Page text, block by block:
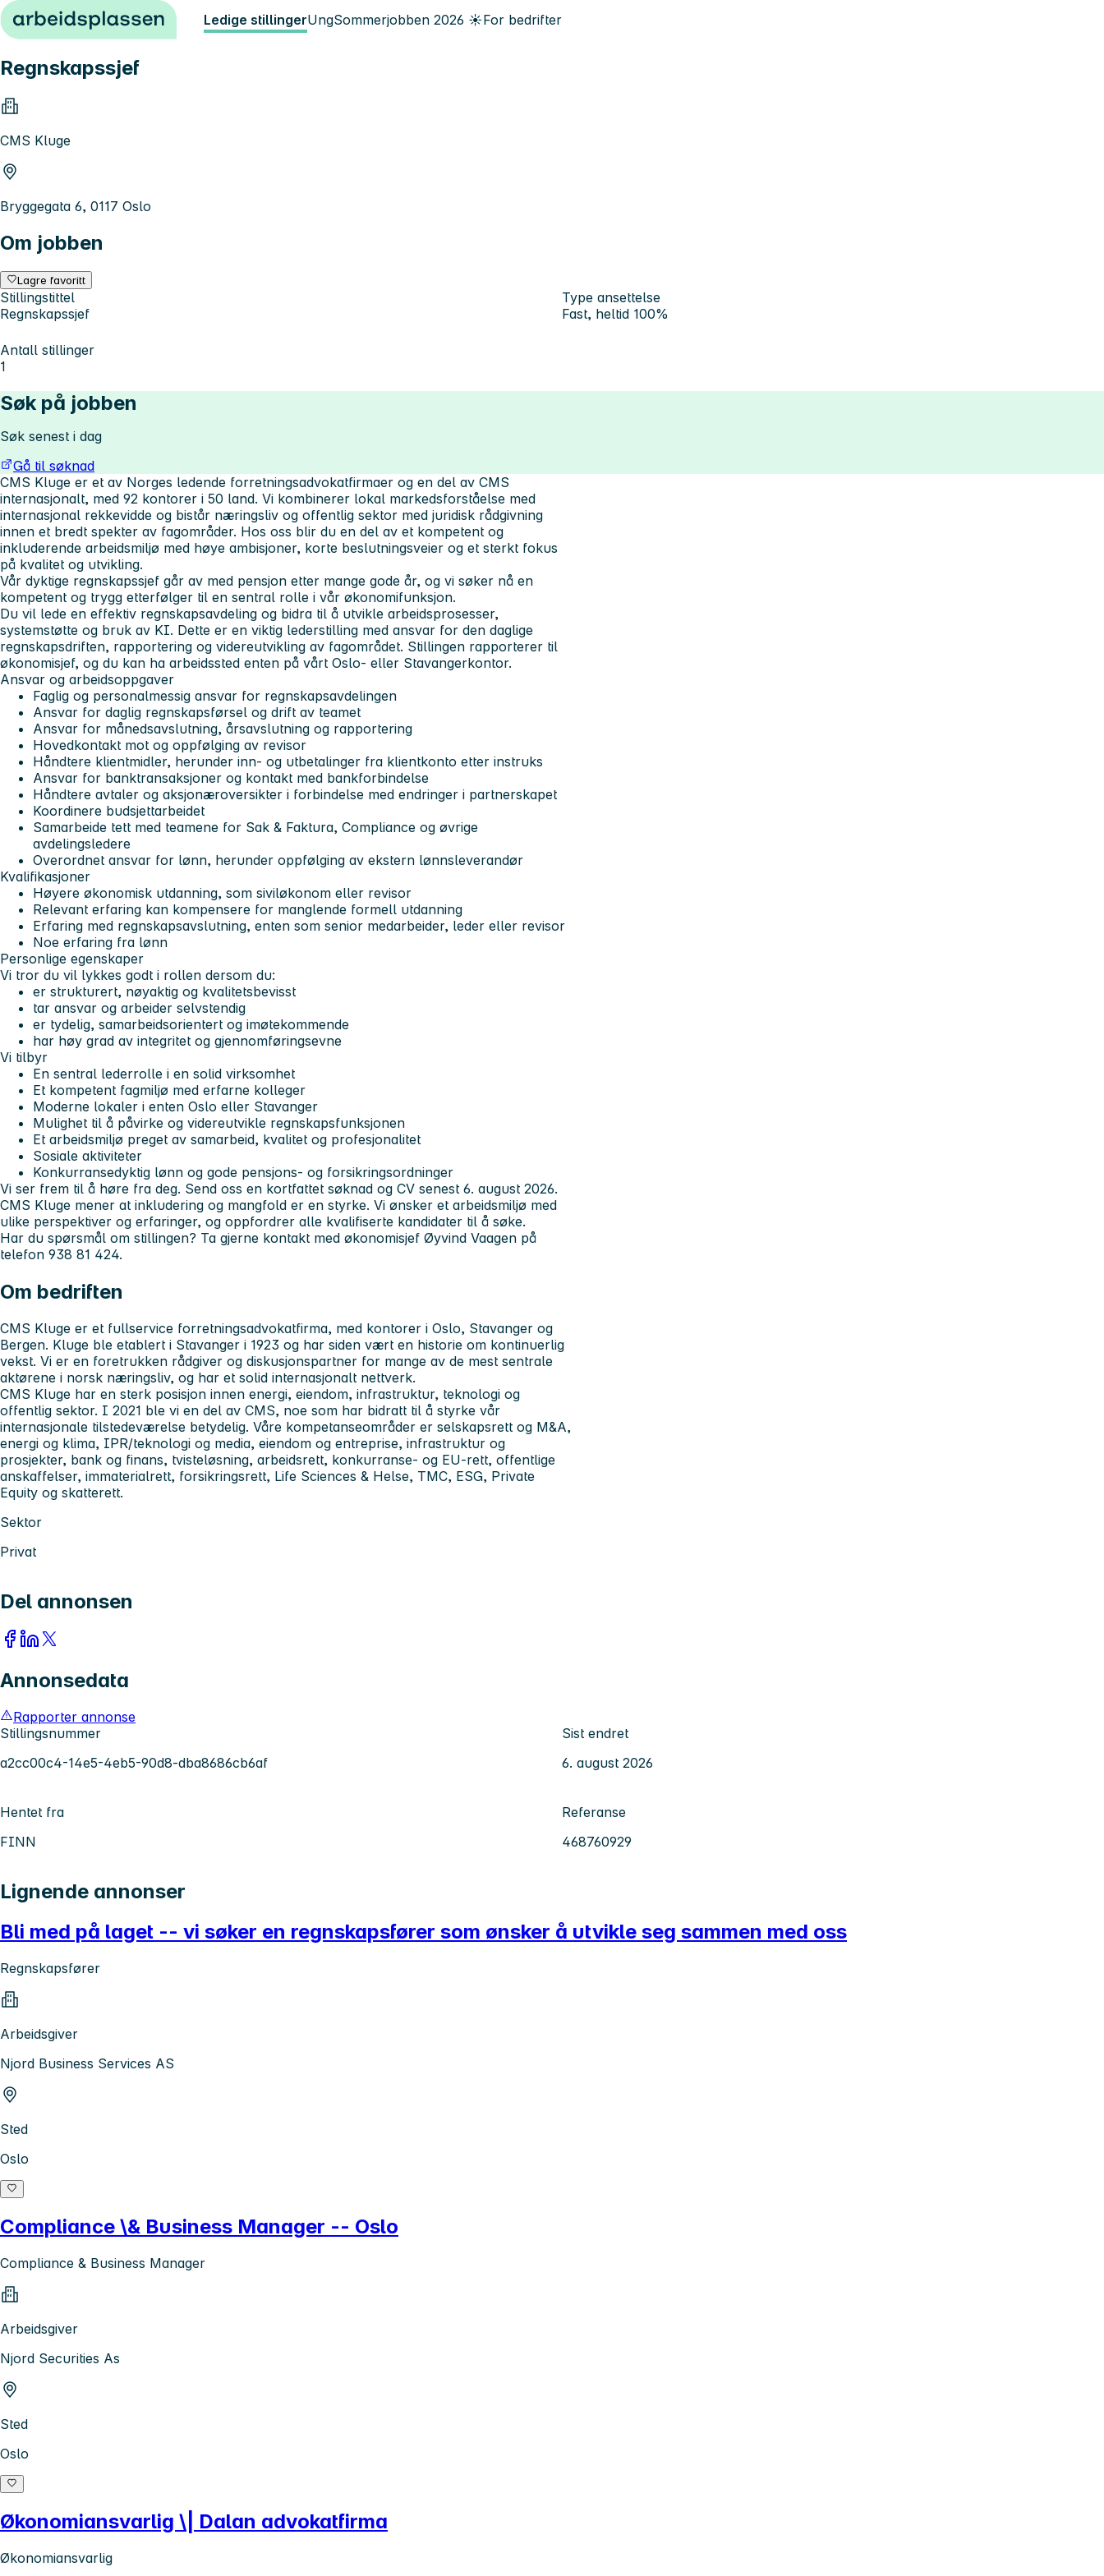
Hopp til innhold Ledige stillingerUngSommerjobben 2026 ☀️For bedrifter
Regnskapssjef
CMS Kluge
Bryggegata 6, 0117 Oslo
Om jobben
Lagre favoritt
Stillingstittel
Regnskapssjef
Type ansettelse
Fast, heltid 100%
Antall stillinger
1
Søk på jobben
Søk senest i dag
Gå til søknad
CMS Kluge er et av Norges ledende forretningsadvokatfirmaer og en del av CMS
internasjonalt, med 92 kontorer i 50 land. Vi kombinerer lokal markedsforståelse med
internasjonal rekkevidde og bistår næringsliv og offentlig sektor med juridisk rådgivning
innen et bredt spekter av fagområder. Hos oss blir du en del av et kompetent og
inkluderende arbeidsmiljø med høye ambisjoner, korte beslutningsveier og et sterkt fokus
på kvalitet og utvikling.
Vår dyktige regnskapssjef går av med pensjon etter mange gode år, og vi søker nå en
kompetent og trygg etterfølger til en sentral rolle i vår økonomifunksjon.
Du vil lede en effektiv regnskapsavdeling og bidra til å utvikle arbeidsprosesser,
systemstøtte og bruk av KI. Dette er en viktig lederstilling med ansvar for den daglige
regnskapsdriften, rapportering og videreutvikling av fagområdet. Stillingen rapporterer til
økonomisjef, og du kan ha arbeidssted enten på vårt Oslo- eller Stavangerkontor.
Ansvar og arbeidsoppgaver
Faglig og personalmessig ansvar for regnskapsavdelingen
Ansvar for daglig regnskapsførsel og drift av teamet
Ansvar for månedsavslutning, årsavslutning og rapportering
Hovedkontakt mot og oppfølging av revisor
Håndtere klientmidler, herunder inn- og utbetalinger fra klientkonto etter instruks
Ansvar for banktransaksjoner og kontakt med bankforbindelse
Håndtere avtaler og aksjonæroversikter i forbindelse med endringer i partnerskapet
Koordinere budsjettarbeidet
Samarbeide tett med teamene for Sak & Faktura, Compliance og øvrige
avdelingsledere
Overordnet ansvar for lønn, herunder oppfølging av ekstern lønnsleverandør
Kvalifikasjoner
Høyere økonomisk utdanning, som siviløkonom eller revisor
Relevant erfaring kan kompensere for manglende formell utdanning
Erfaring med regnskapsavslutning, enten som senior medarbeider, leder eller revisor
Noe erfaring fra lønn
Personlige egenskaper
Vi tror du vil lykkes godt i rollen dersom du:
er strukturert, nøyaktig og kvalitetsbevisst
tar ansvar og arbeider selvstendig
er tydelig, samarbeidsorientert og imøtekommende
har høy grad av integritet og gjennomføringsevne
Vi tilbyr
En sentral lederrolle i en solid virksomhet
Et kompetent fagmiljø med erfarne kolleger
Moderne lokaler i enten Oslo eller Stavanger
Mulighet til å påvirke og videreutvikle regnskapsfunksjonen
Et arbeidsmiljø preget av samarbeid, kvalitet og profesjonalitet
Sosiale aktiviteter
Konkurransedyktig lønn og gode pensjons- og forsikringsordninger
Vi ser frem til å høre fra deg. Send oss en kortfattet søknad og CV senest 6. august 2026.
CMS Kluge mener at inkludering og mangfold er en styrke. Vi ønsker et arbeidsmiljø med
ulike perspektiver og erfaringer, og oppfordrer alle kvalifiserte kandidater til å søke.
Har du spørsmål om stillingen? Ta gjerne kontakt med økonomisjef Øyvind Vaagen på
telefon 938 81 424.
Om bedriften
CMS Kluge er et fullservice forretningsadvokatfirma, med kontorer i Oslo, Stavanger og
Bergen. Kluge ble etablert i Stavanger i 1923 og har siden vært en historie om kontinuerlig
vekst. Vi er en foretrukken rådgiver og diskusjonspartner for mange av de mest sentrale
aktørene i norsk næringsliv, og har et solid internasjonalt nettverk.
CMS Kluge har en sterk posisjon innen energi, eiendom, infrastruktur, teknologi og
offentlig sektor. I 2021 ble vi en del av CMS, noe som har bidratt til å styrke vår
internasjonale tilstedeværelse betydelig. Våre kompetanseområder er selskapsrett og M&A,
energi og klima, IPR/teknologi og media, eiendom og entreprise, infrastruktur og
prosjekter, bank og finans, tvisteløsning, arbeidsrett, konkurranse- og EU-rett, offentlige
anskaffelser, immaterialrett, forsikringsrett, Life Sciences & Helse, TMC, ESG, Private
Equity og skatterett.
Sektor
Privat
Del annonsen
Annonsedata
Rapporter annonse
Stillingsnummer
a2cc00c4-14e5-4eb5-90d8-dba8686cb6af
Sist endret
6. august 2026
Hentet fra
FINN
Referanse
468760929
Lignende annonser
Bli med på laget -- vi søker en regnskapsfører som ønsker å utvikle seg sammen med oss
Regnskapsfører
Arbeidsgiver
Njord Business Services AS
Sted
Oslo
Compliance \& Business Manager -- Oslo
Compliance & Business Manager
Arbeidsgiver
Njord Securities As
Sted
Oslo
Økonomiansvarlig \| Dalan advokatfirma
Økonomiansvarlig